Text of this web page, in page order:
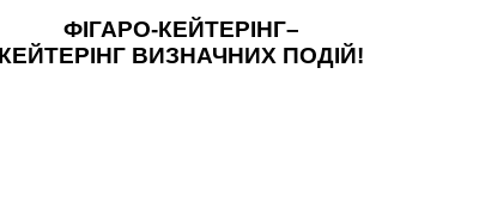
ФІГАРО-КЕЙТЕРІНГ–
КЕЙТЕРІНГ ВИЗНАЧНИХ ПОДІЙ!